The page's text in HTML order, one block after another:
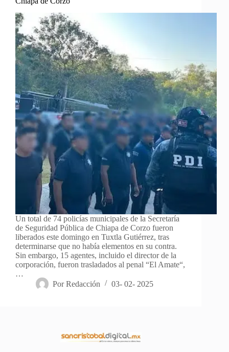
Un total de 74 policías municipales de la Secretaría
de Seguridad Pública de Chiapa de Corzo fueron
liberados este domingo en Tuxtla Gutiérrez, tras
determinarse que no había elementos en su contra.
Sin embargo, 15 agentes, incluido el director de la
corporación, fueron trasladados al penal “El Amate“,
…
Por Redacción 03- 02- 2025